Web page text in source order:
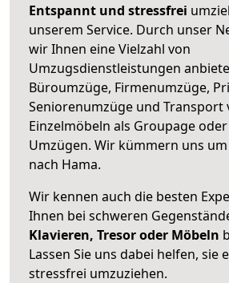
Entspannt und stressfrei
unserem Service. Durch unser
wir Ihnen eine Vielzahl von
Umzugsdienstleistungen
Büroumzüge, Firmenumzüge,
Seniorenumzüge und Transport
Einzelmöbeln als Groupage
Umzügen. Wir kümmern uns
nach Hama.
Wir kennen auch die besten
Ihnen bei schweren
Klavieren, Tresor oder Möbeln
Lassen Sie uns dabei helfen, sie
stressfrei umzuziehen.